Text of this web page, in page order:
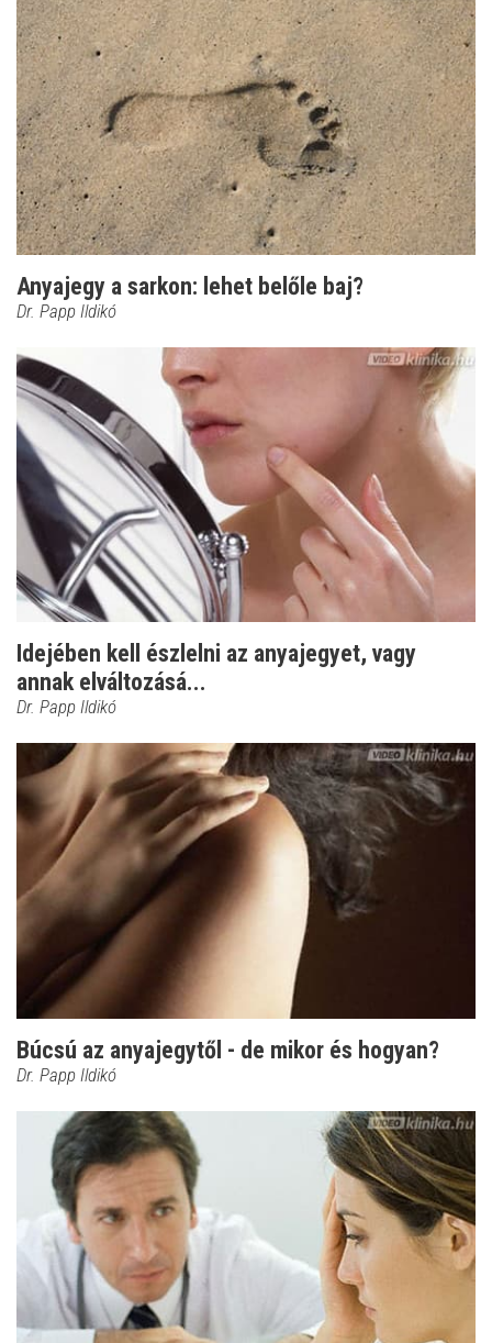
Anyajegy a sarkon: lehet belőle baj?
Dr. Papp Ildikó
Idejében kell észlelni az anyajegyet, vagy
annak elváltozásá...
Dr. Papp Ildikó
Búcsú az anyajegytől - de mikor és hogyan?
Dr. Papp Ildikó